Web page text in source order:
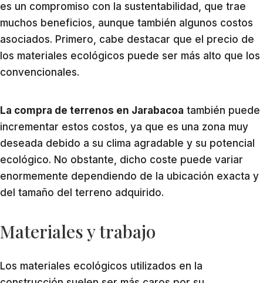
es un compromiso con la sustentabilidad, que trae
muchos beneficios, aunque también algunos costos
asociados. Primero, cabe destacar que el precio de
los materiales ecológicos puede ser más alto que los
convencionales.
La compra de terrenos en Jarabacoa también puede
incrementar estos costos, ya que es una zona muy
deseada debido a su clima agradable y su potencial
ecológico. No obstante, dicho coste puede variar
enormemente dependiendo de la ubicación exacta y
del tamaño del terreno adquirido.
Materiales y trabajo
Los materiales ecológicos utilizados en la